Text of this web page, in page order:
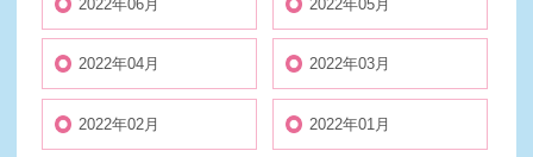
2022年06月 2022年05月
2022年04月 2022年03月
2022年02月 2022年01月